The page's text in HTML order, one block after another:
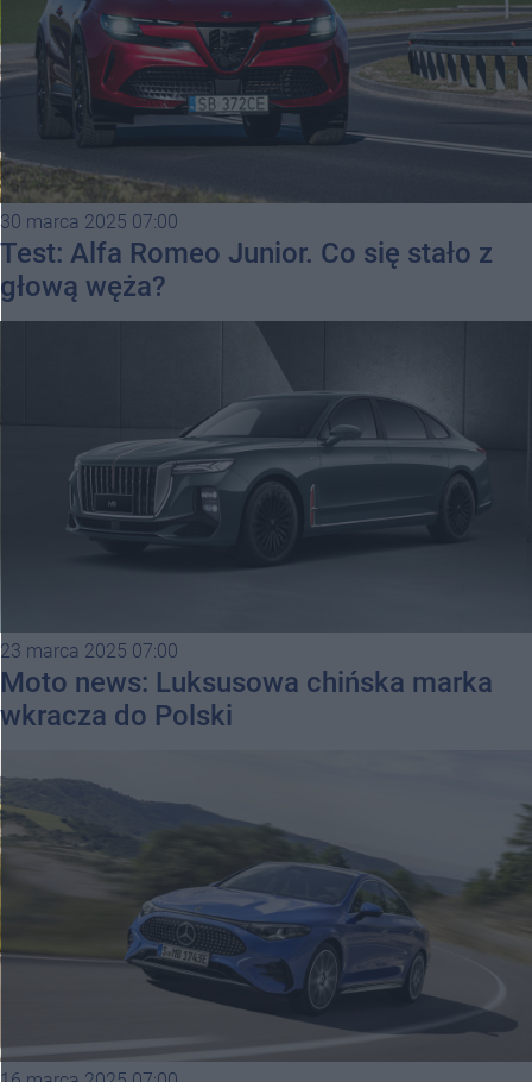
30 marca 2025 07:00
Test: Alfa Romeo Junior. Co się stało z
głową węża?
23 marca 2025 07:00
Moto news: Luksusowa chińska marka
wkracza do Polski